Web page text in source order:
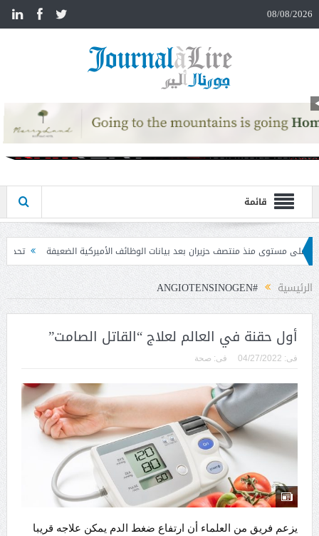
08/08/2026
قائمة
بعد بيانات الوظائف الأميركية الضعيفة تحذير المواطنين من مشاركة رمز الـ OTP
الرئيسية #ANGIOTENSINOGEN
أول حقنة في العالم لعلاج “القاتل الصامت”
فى: 04/27/2022 فى: صحة
يزعم فريق من العلماء أن ارتفاع ضغط الدم يمكن علاجه قريبا